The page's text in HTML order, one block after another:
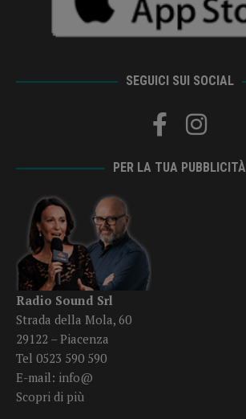
SEGUICI SUI SOCIAL
PER LA TUA PUBBLICITÀ
Radio Sound Srl
Strada della Mola, 60
29122 – Piacenza
Tel 0523 590 590
E-mail: info@
Scopri di più